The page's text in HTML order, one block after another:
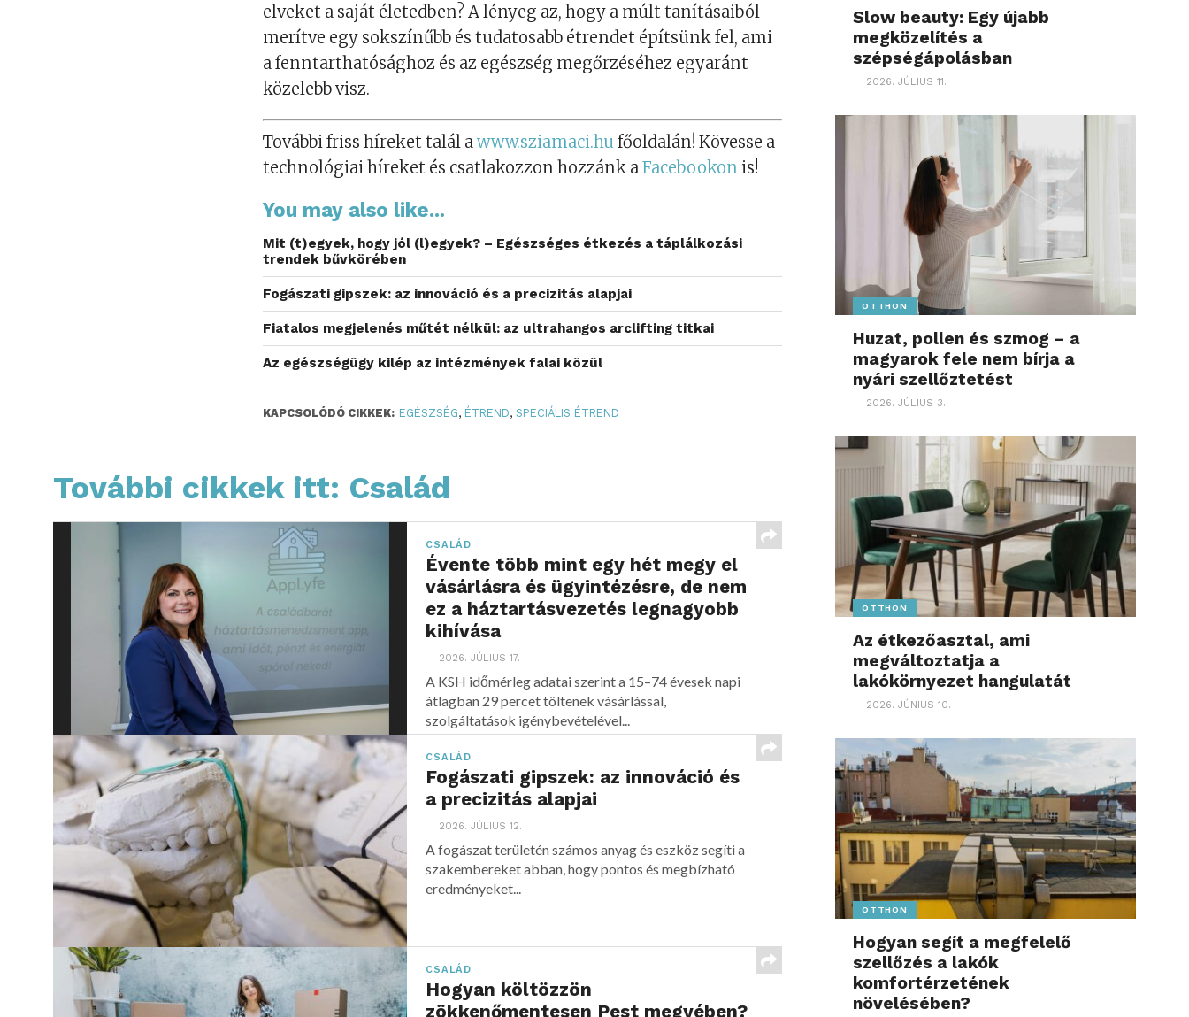
elveket a saját életedben? A lényeg az, hogy a múlt tanításaiból
merítve egy sokszínűbb és tudatosabb étrendet építsünk fel, ami
a fenntarthatósághoz és az egészség megőrzéséhez egyaránt
közelebb visz.
További friss híreket talál awww.sziamaci.hu főoldalán! Kövesse a
technológiai híreket és csatlakozzon hozzánk aFacebookon is!
You may also like...
Mit (t)egyek, hogy jól (l)egyek? – Egészséges étkezés a táplálkozási
trendek bűvkörében
Fogászati gipszek: az innováció és a precizitás alapjai
Fiatalos megjelenés műtét nélkül: az ultrahangos arclifting titkai
Az egészségügy kilép az intézmények falai közül
KAPCSOLÓDÓ CIKKEK: EGÉSZSÉG, ÉTREND,SPECIÁLIS ÉTREND
További cikkek itt: Család
CSALÁD
Évente több mint egy hét megy el
vásárlásra és ügyintézésre, de nem
ez a háztartásvezetés legnagyobb
kihívása
2026. JÚLIUS 17.
A KSH időmérleg adatai szerint a 15–74 évesek napi
átlagban 29 percet töltenek vásárlással,
szolgáltatások igénybevételével...
CSALÁD
Fogászati gipszek: az innováció és
a precizitás alapjai
2026. JÚLIUS 12.
A fogászat területén számos anyag és eszköz segíti a
szakembereket abban, hogy pontos és megbízható
eredményeket...
CSALÁD
Hogyan költözzön
zökkenőmentesen Pest megyében?
Slow beauty: Egy újabb
megközelítés a
szépségápolásban
2026. JÚLIUS 11.
OTTHON
Huzat, pollen és szmog – a
magyarok fele nem bírja a
nyári szellőztetést
2026. JÚLIUS 3.
OTTHON
Az étkezőasztal, ami
megváltoztatja a
lakókörnyezet hangulatát
2026. JÚNIUS 10.
OTTHON
Hogyan segít a megfelelő
szellőzés a lakók
komfortérzetének
növelésében?